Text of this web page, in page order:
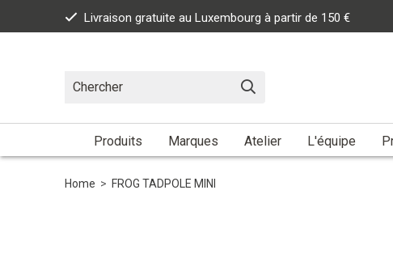
Livraison gratuite au Luxembourg à partir de 150 €
Produits Marques Atelier L'équipe
Home > FROG TADPOLE MINI